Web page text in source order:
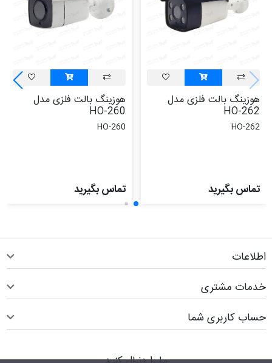
هوزینگ بالت فلزی مدل
HO-262
HO-262
تماس بگیرید
هوزینگ بالت فلزی مدل
HO-260
HO-260
تماس بگیرید
اطلاعات
خدمات مشتری
حساب کاربری شما